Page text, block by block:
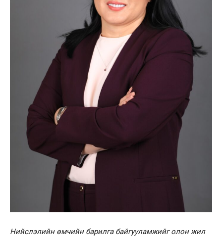
Нийслэлийн өмчийн барилга байгууламжийг олон жил